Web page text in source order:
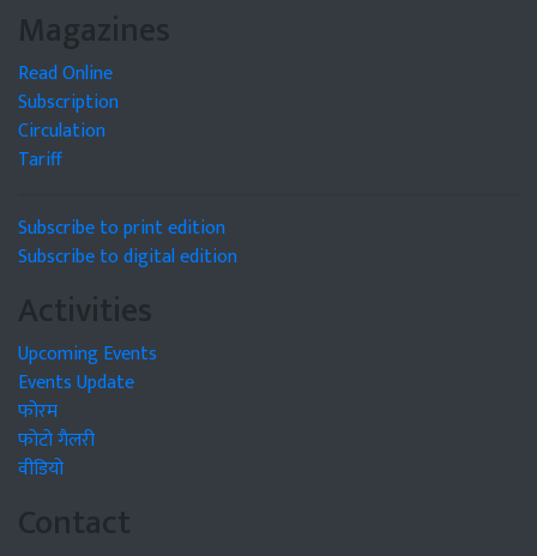
Magazines
Read Online
Subscription
Circulation
Tariff
Subscribe to print edition
Subscribe to digital edition
Activities
Upcoming Events
Events Update
फोरम
फोटो गैलरी
वीडियो
Contact